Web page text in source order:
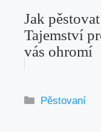
Jak
Tajemství
vás ohromí
Rubriky
Pěstovaní